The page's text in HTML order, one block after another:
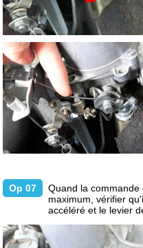
Op 07
Quand la
maximum, vérifier
accéléré et le levier